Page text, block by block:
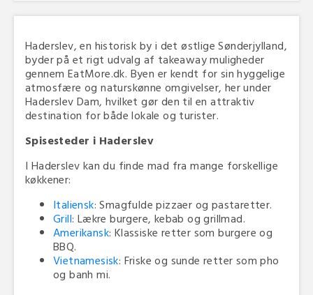
Haderslev, en historisk by i det østlige Sønderjylland,
byder på et rigt udvalg af takeaway muligheder
gennem EatMore.dk. Byen er kendt for sin hyggelige
atmosfære og naturskønne omgivelser, her under
Haderslev Dam, hvilket gør den til en attraktiv
destination for både lokale og turister.
Spisesteder i Haderslev
I Haderslev kan du finde mad fra mange forskellige
køkkener:
Italiensk: Smagfulde pizzaer og pastaretter.
Grill: Lækre burgere, kebab og grillmad.
Amerikansk: Klassiske retter som burgere og
BBQ.
Vietnamesisk: Friske og sunde retter som pho
og banh mi.